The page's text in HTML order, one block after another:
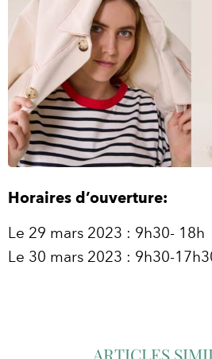
Horaires d’ouverture:
Le 29 mars 2023 : 9h30- 18h
Le 30 mars 2023 : 9h30-
ARTICLES